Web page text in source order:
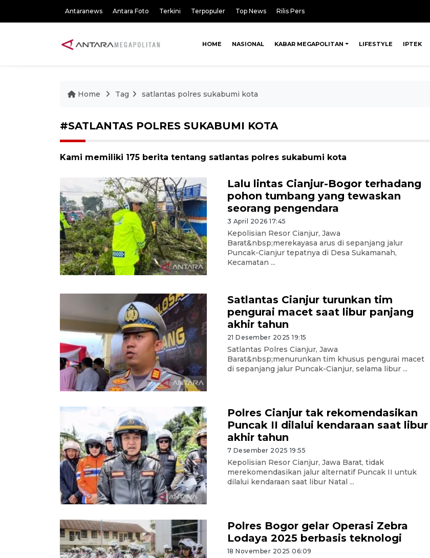
Antaranews Antara Foto Terkini Terpopuler Top News Rilis Pers
HOME NASIONAL KABAR MEGAPOLITAN LIFESTYLE IPTEK
Home Tag satlantas polres sukabumi kota
#SATLANTAS POLRES SUKABUMI KOTA
Kami memiliki 175 berita tentang satlantas polres sukabumi kota
Lalu lintas Cianjur-Bogor terhadang
pohon tumbang yang tewaskan
seorang pengendara
3 April 2026 17:45
Kepolisian Resor Cianjur, Jawa
Barat&nbsp;merekayasa arus di sepanjang jalur
Puncak-Cianjur tepatnya di Desa Sukamanah,
Kecamatan ...
Satlantas Cianjur turunkan tim
pengurai macet saat libur panjang
akhir tahun
21 Desember 2025 19:15
Satlantas Polres Cianjur, Jawa
Barat&nbsp;menurunkan tim khusus pengurai macet
di sepanjang jalur Puncak-Cianjur, selama libur ...
Polres Cianjur tak rekomendasikan
Puncak II dilalui kendaraan saat libur
akhir tahun
7 Desember 2025 19:55
Kepolisian Resor Cianjur, Jawa Barat, tidak
merekomendasikan jalur alternatif Puncak II untuk
dilalui kendaraan saat libur Natal ...
Polres Bogor gelar Operasi Zebra
Lodaya 2025 berbasis teknologi
18 November 2025 06:09